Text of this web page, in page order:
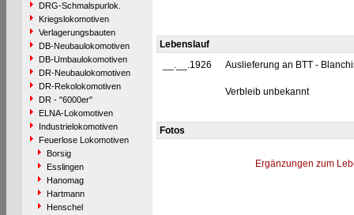
DRG-Schmalspurlok.
Kriegslokomotiven
Verlagerungsbauten
DB-Neubaulokomotiven
DB-Umbaulokomotiven
DR-Neubaulokomotiven
DR-Rekolokomotiven
DR - "6000er"
ELNA-Lokomotiven
Industrielokomotiven
Feuerlose Lokomotiven
Borsig
Esslingen
Hanomag
Hartmann
Henschel
Lebenslauf
__.__.1926
Auslieferung an BTT -
Verbleib unbekannt
Fotos
Ergänzungen zum